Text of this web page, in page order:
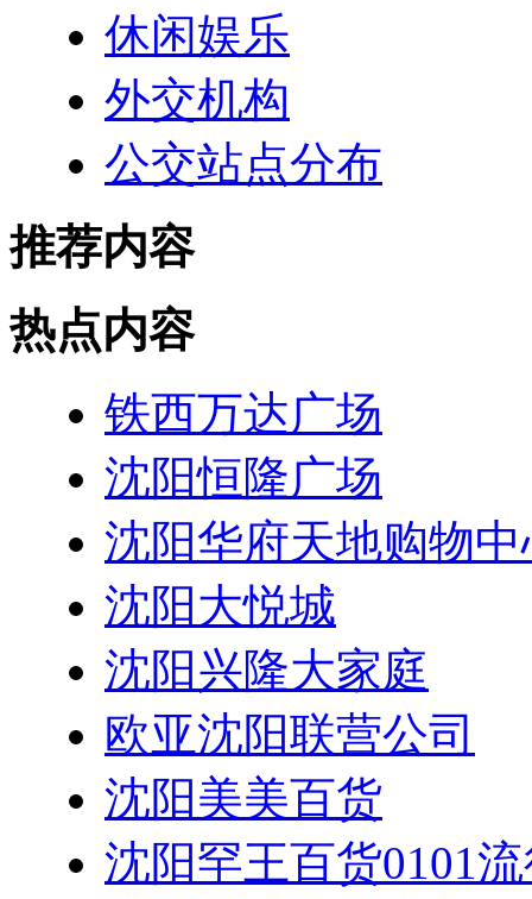
休闲娱乐
外交机构
公交站点分布
推荐内容
热点内容
铁西万达广场
沈阳恒隆广场
沈阳华府天地购物中
沈阳大悦城
沈阳兴隆大家庭
欧亚沈阳联营公司
沈阳美美百货
沈阳罕王百货0101